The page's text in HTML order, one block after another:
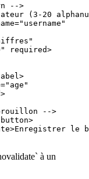
-->
(3-20
required>
-->
le
à un